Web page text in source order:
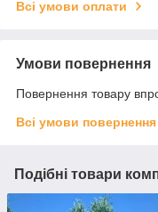
Всі умови оплати
Умови повернення
Повернення товару
Всі умови повернення
Подібні товари